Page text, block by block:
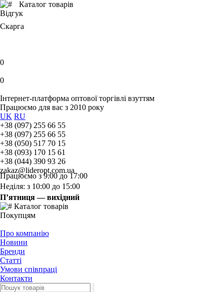
Каталог товарів
Відгук
Скарга
0
0
Інтернет-платформа оптової торгівлі взуттям
Працюємо для вас з 2010 року
UK RU
+38 (097) 255 66 55
+38 (097) 255 66 55
+38 (050) 517 70 15
+38 (093) 170 15 61
+38 (044) 390 93 26
zakaz@lideropt.com.ua
Працюємо з 9:00 до 17:00
Неділя: з 10:00 до 15:00
П’ятниця — вихідний
Каталог товарів
Покупцям
Про компанію
Новини
Бренди
Статті
Умови співпраці
Контакти